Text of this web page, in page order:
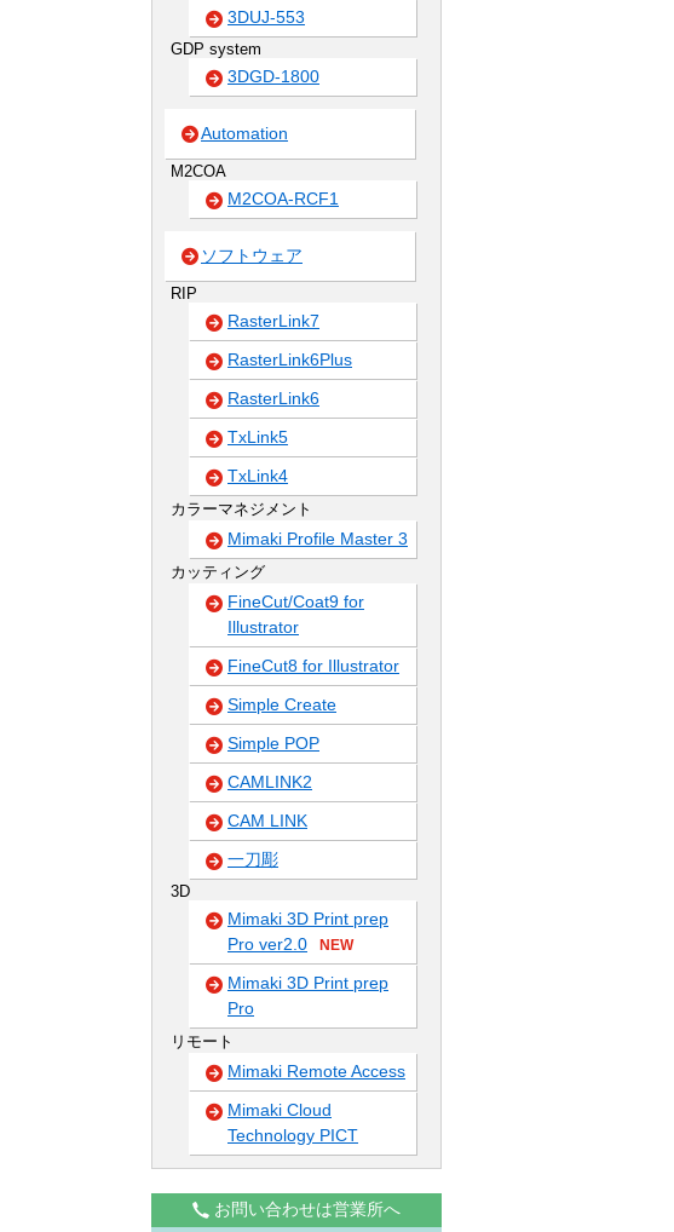
3DUJ-553
GDP system
3DGD-1800
Automation
M2COA
M2COA-RCF1
ソフトウェア
RIP
RasterLink7
RasterLink6Plus
RasterLink6
TxLink5
TxLink4
カラーマネジメント
Mimaki Profile Master 3
カッティング
FineCut/Coat9 for
Illustrator
FineCut8 for Illustrator
Simple Create
Simple POP
CAMLINK2
CAM LINK
一刀彫
3D
Mimaki 3D Print prep
Pro ver2.0
NEW
Mimaki 3D Print prep
Pro
リモート
Mimaki Remote Access
Mimaki Cloud
Technology PICT
お問い合わせは営業所へ